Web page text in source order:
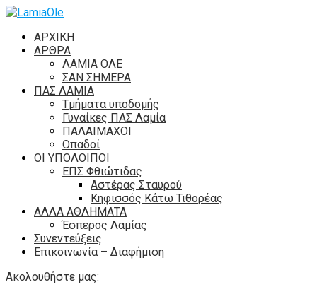
ΑΡΧΙΚΗ
ΑΡΘΡΑ
ΛΑΜΙΑ ΟΛΕ
ΣΑΝ ΣΗΜΕΡΑ
ΠΑΣ ΛΑΜΙΑ
Τμήματα υποδομής
Γυναίκες ΠΑΣ Λαμία
ΠΑΛΑΙΜΑΧΟΙ
Οπαδοί
ΟΙ ΥΠΟΛΟΙΠΟΙ
ΕΠΣ Φθιώτιδας
Αστέρας Σταυρού
Κηφισσός Κάτω Τιθορέας
ΑΛΛΑ ΑΘΛΗΜΑΤΑ
Έσπερος Λαμίας
Συνεντεύξεις
Επικοινωνία – Διαφήμιση
Ακολουθήστε μας: